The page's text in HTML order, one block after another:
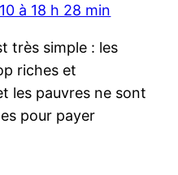
à 18 h 28 min
très simple : les
riches et
les pauvres ne sont
pour payer